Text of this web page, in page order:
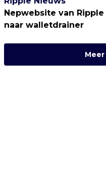
Nepwebsite van
naar walletdrainer